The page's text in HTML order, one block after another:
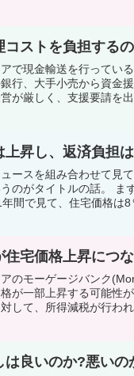
コストを負担する
で現金輸送を行ってい
行、大手小売から資金
が厳しく、支援要請を
上昇し、返済負担
ースを組み合わせて見
のがタイトルの話。 ま
間で見て、住宅価格は8
住宅価格上昇につ
のモーゲージバンク
が一部上昇する可能性
して、所得減税が行わ
は良いのか?悪い